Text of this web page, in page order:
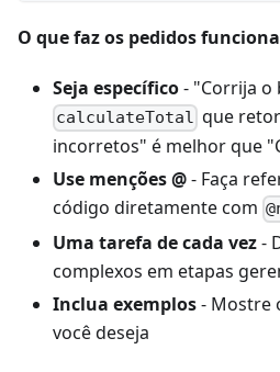
O que faz os pedidos
Seja específico- "Corrija o
calculateTotal que
incorretos" é melhor que
Use menções @- Faça
código diretamente com
Uma tarefa de cada vez-
complexos em etapas
Inclua exemplos- Mostre
você deseja